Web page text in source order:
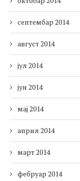
септембар 2014
август 2014
јул 2014
јун 2014
мај 2014
април 2014
март 2014
фебруар 2014